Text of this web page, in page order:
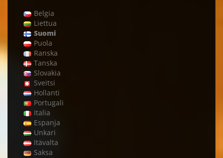
Belgia
Liettua
Suomi
Puola
Ranska
Tanska
Slovakia
Sveitsi
Hollanti
Portugali
Italia
Espanja
Unkari
Itävalta
Saksa